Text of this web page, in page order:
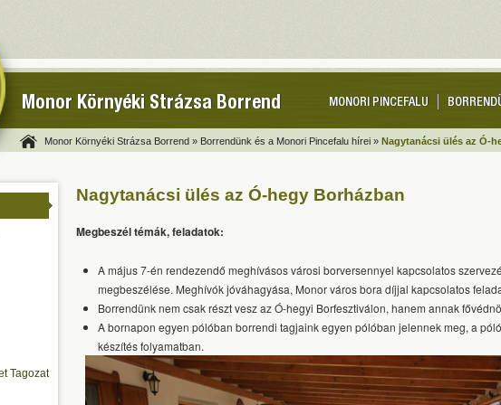
Monor Környéki Strázsa Borrend MONORI PINCEFALU
Monor Környéki Strázsa Borrend » Borrendünk és a Monori Pincefalu hírei » Nagytanácsi ülés az Ó-
Tagozat
Nagytanácsi ülés az Ó-hegy Borházban
Megbeszél témák, feladatok:
A május 7-én rendezendő meghívásos városi borversennyel kapcsolatos
megbeszélése. Meghívók jóváhagyása, Monor város bora díjjal kapcsolatos
Borrendünk nem csak részt vesz az Ó-hegyi Borfesztiválon, hanem annak
A bornapon egyen pólóban borrendi tagjaink egyen pólóban jelennek meg, a
készítés folyamatban.